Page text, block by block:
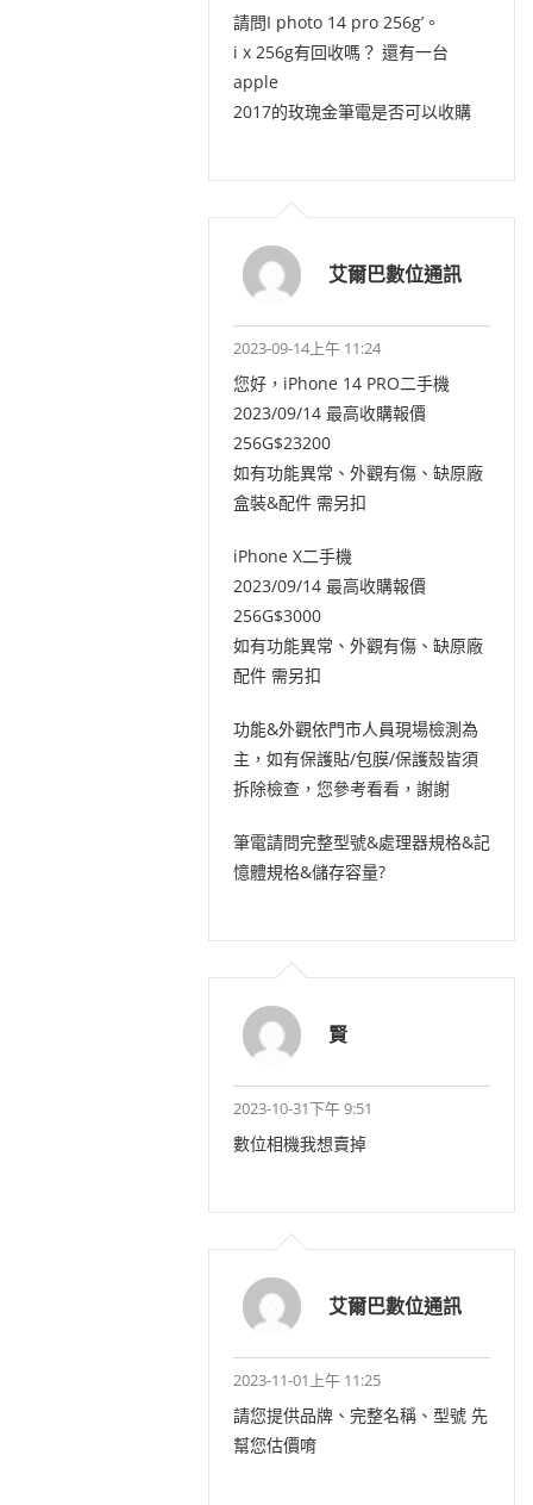
請問I photo 14 pro 256g’。
i x 256g有回收嗎？ 還有一台
apple
2017的玫瑰金筆電是否可以收購
艾爾巴數位通訊
2023-09-14上午 11:24
您好，iPhone 14 PRO二手機
2023/09/14 最高收購報價
256G$23200
如有功能異常、外觀有傷、缺原廠
盒裝&配件 需另扣
iPhone X二手機
2023/09/14 最高收購報價
256G$3000
如有功能異常、外觀有傷、缺原廠
配件 需另扣
功能&外觀依門市人員現場檢測為
主，如有保護貼/包膜/保護殼皆須
拆除檢查，您參考看看，謝謝
筆電請問完整型號&處理器規格&記
憶體規格&儲存容量?
賢
2023-10-31下午 9:51
數位相機我想賣掉
艾爾巴數位通訊
2023-11-01上午 11:25
請您提供品牌、完整名稱、型號 先
幫您估價唷